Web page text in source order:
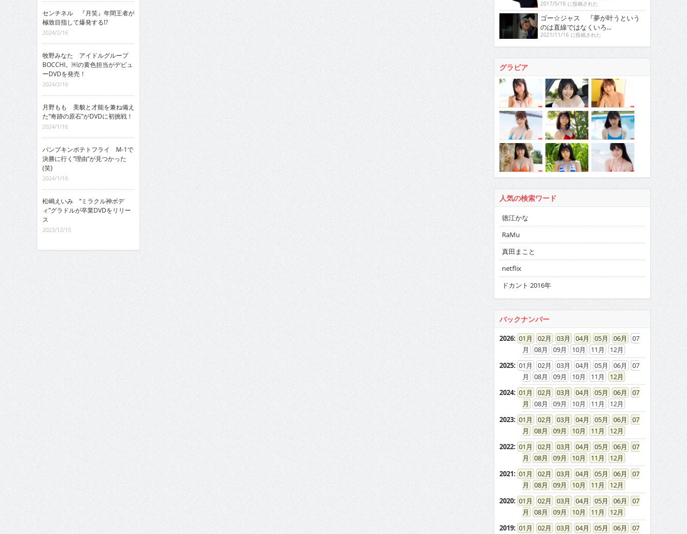
センチネル 『月笑』年間王者が
極致目指して爆発する!?
2024/2/16
牧野みなた アイドルグループ
BOCCHI。￼の黄色担当がデビュ
ーDVDを発売！
2024/2/16
月野もも 美貌と才能を兼ね備え
た“奇跡の原石”がDVDに初挑戦！
2024/1/16
パンプキンポテトフライ M-1で
決勝に行く“理由”が見つかった
(笑)
2024/1/16
松嶋えいみ “ミラクル神ボデ
ィ”グラドルが卒業DVDをリリー
ス
2023/12/15
2017/5/16 に投稿された
ゴー☆ジャス 『夢が叶うという
のは直線ではなくいろ...
2021/11/16 に投稿された
グラビア
人気の検索ワード
徳江かな
RaMu
真田まこと
netflix
ドカント 2016年
バックナンバー
2026: 01 02 03 04 05 06
07
08
09 10 11
12
2025: 01 02 03 04 05 06
07
08
09 10 11
12
2024: 01 02 03 04 05 06
07
08
09 10 11
12
2023: 01 02 03 04 05 06
07
08
09 10 11
12
2022: 01 02 03 04 05 06
07
08
09 10 11
12
2021: 01 02 03 04 05 06
07
08
09 10 11
12
2020: 01 02 03 04 05 06
07
08
09 10 11
12
2019: 01 02 03 04 05 06
07